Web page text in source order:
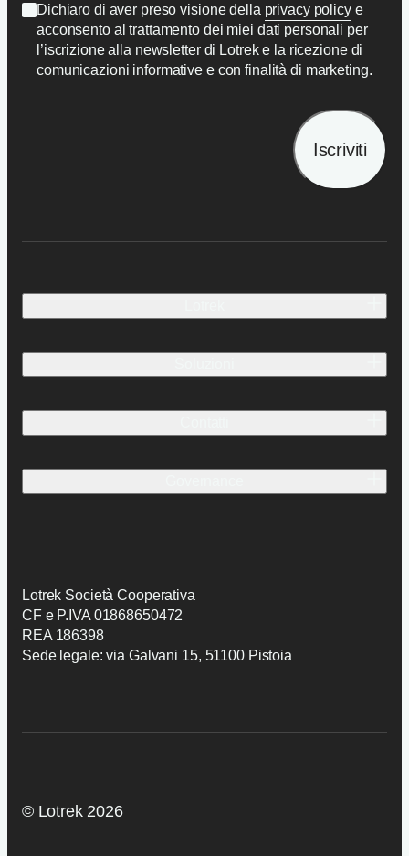
Dichiaro di aver preso visione della privacy policye
acconsento al trattamento dei miei dati personali per
l’iscrizione alla newsletter di Lotrek e la ricezione di
comunicazioni informative e con finalità di marketing.
Iscriviti
Identità e persone
Idee.
Cosa e come
Lavori
Contatti
Preventivo
Lotrek Società Cooperativa
CF e P.IVA 01868650472
REA 186398
Sede legale: via Galvani 15, 51100 Pistoia
© Lotrek 2026